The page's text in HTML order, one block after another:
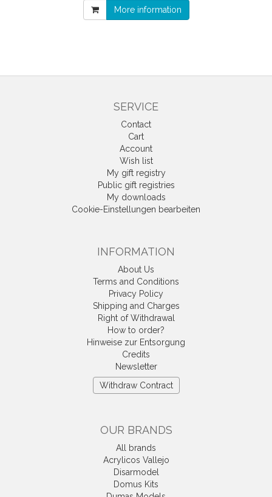
More information
SERVICE
Contact
Cart
Account
Wish list
My gift registry
Public gift registries
My downloads
Cookie-Einstellungen bearbeiten
INFORMATION
About Us
Terms and Conditions
Privacy Policy
Shipping and Charges
Right of Withdrawal
How to order?
Hinweise zur Entsorgung
Credits
Newsletter
Withdraw Contract
OUR BRANDS
All brands
Acrylicos Vallejo
Disarmodel
Domus Kits